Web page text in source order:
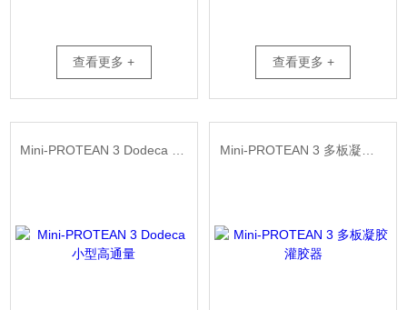
查看更多 + 查看更多 +